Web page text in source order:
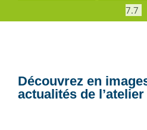
7.7
Découvrez en
actualités de l’atelier